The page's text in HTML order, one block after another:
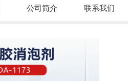
公司简介 联系我们